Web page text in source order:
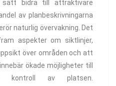
sätt bidra till attraktivare
av planbeskrivningarna
naturlig övervakning. Det
aspekter om siktlinjer,
över områden och att
ökade möjligheter till
kontroll av platsen.